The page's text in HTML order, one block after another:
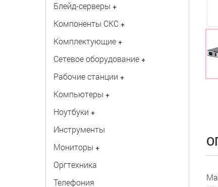
Блейд-серверы +
Компоненты СКС +
Комплектующие +
Сетевое оборудование +
Рабочие станции +
Компьютеры +
Ноутбуки +
Инструменты
Мониторы +
Оргтехника
Телефония